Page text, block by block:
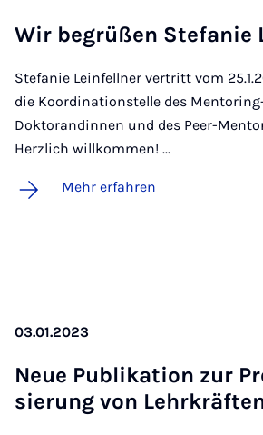
Wir be­grü­ßen Ste­fa­nie
Stefanie Leinfellner vertritt vom
die Koordinationstelle des
Doktorandinnen und des Peer-
Herzlich willkommen! ...
Mehr erfahren
03.01.2023
Neue Pu­bli­ka­ti­on zur
sie­rung von